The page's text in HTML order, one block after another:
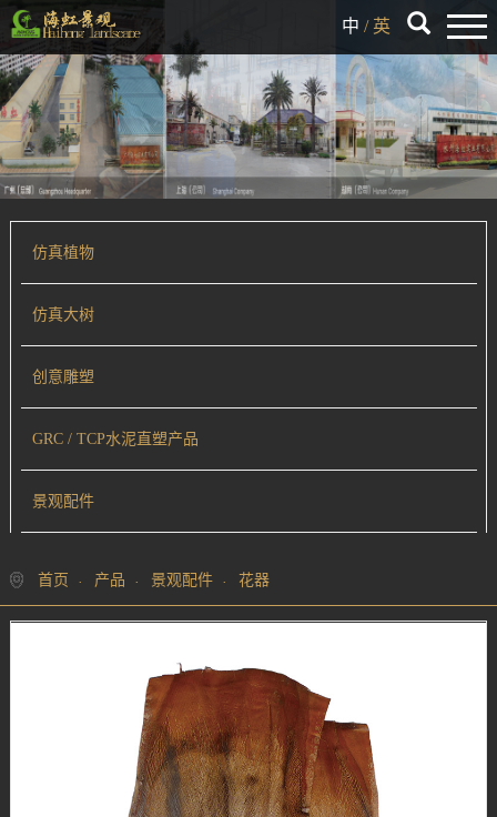
中 / 英
仿真植物
仿真大树
创意雕塑
GRC / TCP水泥直塑产品
景观配件
首页 产品 景观配件 花器